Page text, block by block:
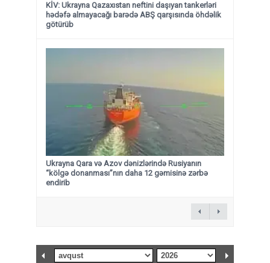
KİV: Ukrayna Qazaxıstan neftini daşıyan tankerləri
hədəfə almayacağı barədə ABŞ qarşısında öhdəlik
götürüb
Ukrayna Qara və Azov dənizlərində Rusiyanın
“kölgə donanması”nın daha 12 gəmisinə zərbə
endirib